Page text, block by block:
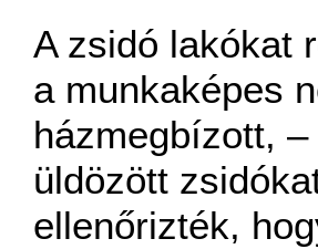
A zsidó lakókat
a munkaképes
házmegbízott,
üldözött
ellenőrizték,